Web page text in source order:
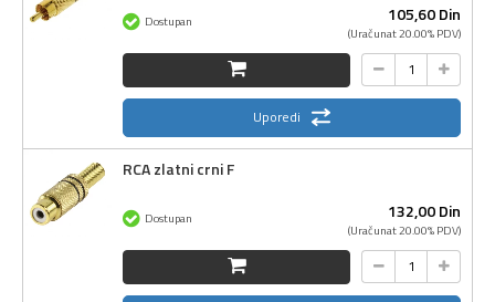
105,60Din
(Uračunat 20.00% PDV)
Dostupan
Uporedi
RCA zlatni crni F
132,00Din
(Uračunat 20.00% PDV)
Dostupan